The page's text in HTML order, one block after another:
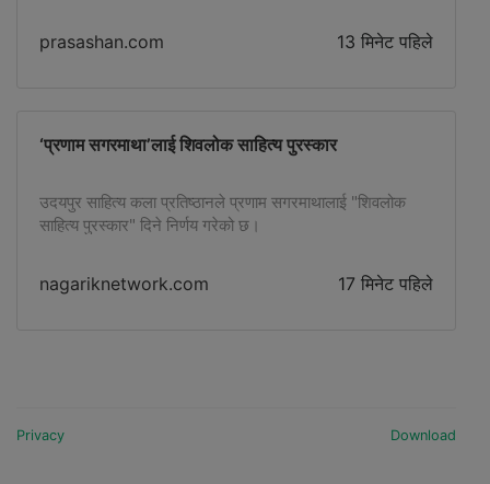
सिमलाबाट करिव ३९३ किलोमिटर उत्तरमा पर्ने चम्बा जिल्लाको पहाडी
सडकमा उक्त दुर्घटना भएको हो । गुडिरहेको बस सडकबाट चिप्लिएर
prasashan.com 13 मिनेट पहिले
‘प्रणाम सगरमाथा’लाई शिवलोक साहित्य पुरस्कार
उदयपुर साहित्य कला प्रतिष्ठानले प्रणाम सगरमाथालाई "शिवलोक
साहित्य पुरस्कार" दिने निर्णय गरेको छ।
nagariknetwork.com 17 मिनेट पहिले
Privacy Download